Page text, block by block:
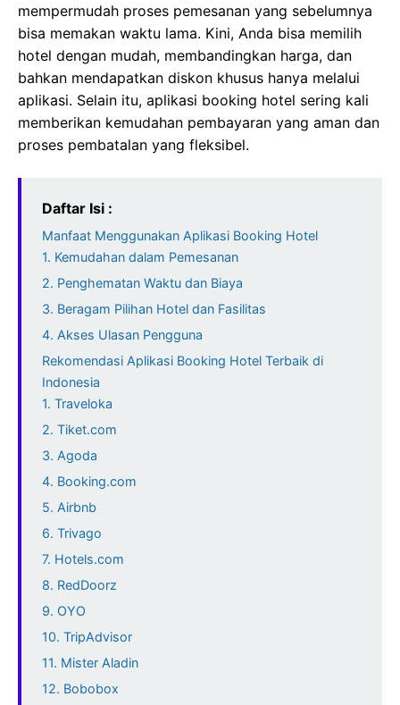
mempermudah proses pemesanan yang sebelumnya
bisa memakan waktu lama. Kini, Anda bisa memilih
hotel dengan mudah, membandingkan harga, dan
bahkan mendapatkan diskon khusus hanya melalui
aplikasi. Selain itu, aplikasi booking hotel sering kali
memberikan kemudahan pembayaran yang aman dan
proses pembatalan yang fleksibel.
Daftar Isi :
Manfaat Menggunakan Aplikasi Booking Hotel
1. Kemudahan dalam Pemesanan
2. Penghematan Waktu dan Biaya
3. Beragam Pilihan Hotel dan Fasilitas
4. Akses Ulasan Pengguna
Rekomendasi Aplikasi Booking Hotel Terbaik di
Indonesia
1. Traveloka
2. Tiket.com
3. Agoda
4. Booking.com
5. Airbnb
6. Trivago
7. Hotels.com
8. RedDoorz
9. OYO
10. TripAdvisor
11. Mister Aladin
12. Bobobox